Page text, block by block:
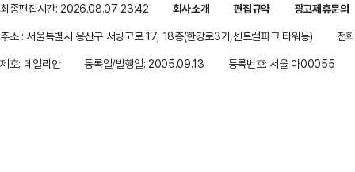
최종편집시간: 2026.08.07 23:42 회사소개 편집규약
광고제휴문의
주소 : 서울특별시 용산구 서빙고로 17, 18층(한강로3가,센트럴파크 타워동)
전
제호: 데일리안
등록일/발행일: 2005.09.13 등록번호: 서울 아00055